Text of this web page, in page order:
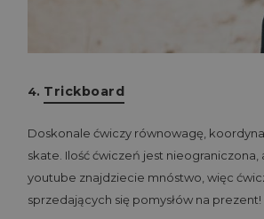
4. Trickboard
Doskonale ćwiczy równowagę,
skate. Ilość ćwiczeń jest
youtube znajdziecie mnóstwo, więc
sprzedających się pomysłów na